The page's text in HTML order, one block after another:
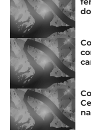
APOSTAS
CASSINOS
ONLINE
MELHORES
CASSINOS
ONLINE
2026
BOTAFOGO
VASCO
GRÊMIO
COPA
SUL-
AMERICANA
LIGA
DOS
CAMPEÕES
LALIGA